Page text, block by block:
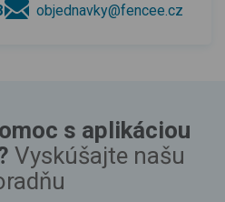
objednavky@fencee.cz
s aplikáciou
Vyskúšajte našu